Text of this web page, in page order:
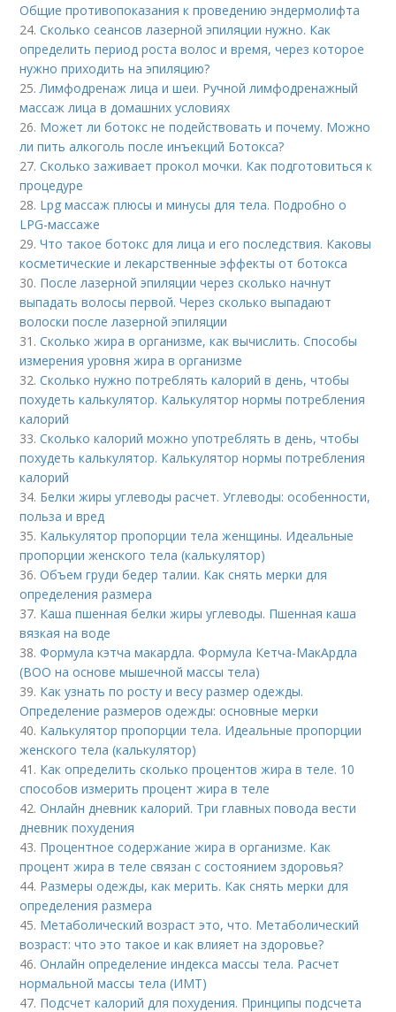
Общие противопоказания к проведению эндермолифта
24.Сколько сеансов лазерной эпиляции нужно. Как
определить период роста волос и время, через которое
нужно приходить на эпиляцию?
25.Лимфодренаж лица и шеи. Ручной лимфодренажный
массаж лица в домашних условиях
26. Может ли ботокс не подействовать и почему. Можно
ли пить алкоголь после инъекций Ботокса?
27.Сколько заживает прокол мочки. Как подготовиться к
процедуре
28. Lpg массаж плюсы и минусы для тела. Подробно о
LPG-массаже
29.Что такое ботокс для лица и его последствия. Каковы
косметические и лекарственные эффекты от ботокса
30. После лазерной эпиляции через сколько начнут
выпадать волосы первой. Через сколько выпадают
волоски после лазерной эпиляции
31.Сколько жира в организме, как вычислить. Способы
измерения уровня жира в организме
32.Сколько нужно потреблять калорий в день, чтобы
похудеть калькулятор. Калькулятор нормы потребления
калорий
33.Сколько калорий можно употреблять в день, чтобы
похудеть калькулятор. Калькулятор нормы потребления
калорий
34. Белки жиры углеводы расчет. Углеводы: особенности,
польза и вред
35. Калькулятор пропорции тела женщины. Идеальные
пропорции женского тела (калькулятор)
36.Объем груди бедер талии. Как снять мерки для
определения размера
37. Каша пшенная белки жиры углеводы. Пшенная каша
вязкая на воде
38.Формула кэтча макардла. Формула Кетча-МакАрдла
(ВОО на основе мышечной массы тела)
39. Как узнать по росту и весу размер одежды.
Определение размеров одежды: основные мерки
40. Калькулятор пропорции тела. Идеальные пропорции
женского тела (калькулятор)
41. Как определить сколько процентов жира в теле. 10
способов измерить процент жира в теле
42.Онлайн дневник калорий. Три главных повода вести
дневник похудения
43. Процентное содержание жира в организме. Как
процент жира в теле связан с состоянием здоровья?
44. Размеры одежды, как мерить. Как снять мерки для
определения размера
45. Метаболический возраст это, что. Метаболический
возраст: что это такое и как влияет на здоровье?
46.Онлайн определение индекса массы тела. Расчет
нормальной массы тела (ИМТ)
47. Подсчет калорий для похудения. Принципы подсчета